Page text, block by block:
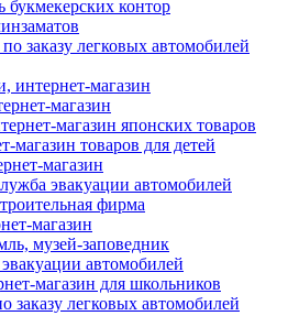
букмекерских контор
заказу легковых автомобилей
интернет-магазин
магазин
магазин японских товаров
магазин товаров для детей
магазин
эвакуации автомобилей
фирма
магазин
музей-заповедник
автомобилей
магазин для школьников
заказу легковых автомобилей